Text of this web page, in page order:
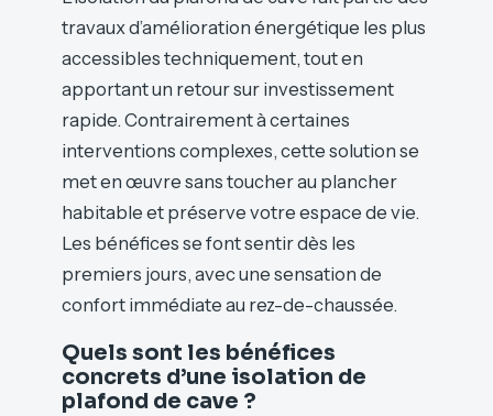
travaux d’amélioration énergétique les plus
accessibles techniquement, tout en
apportant un retour sur investissement
rapide. Contrairement à certaines
interventions complexes, cette solution se
met en œuvre sans toucher au plancher
habitable et préserve votre espace de vie.
Les bénéfices se font sentir dès les
premiers jours, avec une sensation de
confort immédiate au rez-de-chaussée.
Quels sont les bénéfices
concrets d’une isolation de
plafond de cave ?